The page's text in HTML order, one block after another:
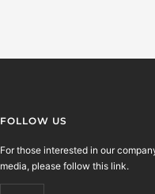
FOLLOW US
For those interested in our
media, please follow this link.